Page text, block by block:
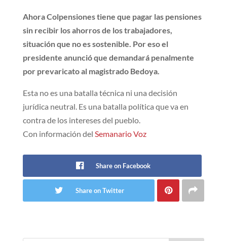
Ahora Colpensiones tiene que pagar las pensiones
sin recibir los ahorros de los trabajadores,
situación que no es sostenible. Por eso el
presidente anunció que demandará penalmente
por prevaricato al magistrado Bedoya.
Esta no es una batalla técnica ni una decisión
jurídica neutral. Es una batalla política que va en
contra de los intereses del pueblo.
Con información del Semanario Voz
Share on Facebook
Share on Twitter